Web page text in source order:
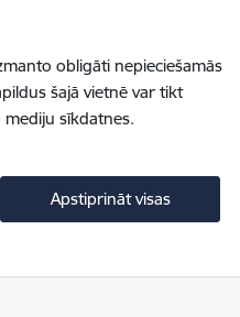
obligāti nepieciešamās
šajā vietnē var tikt
sīkdatnes.
Apstiprināt visas